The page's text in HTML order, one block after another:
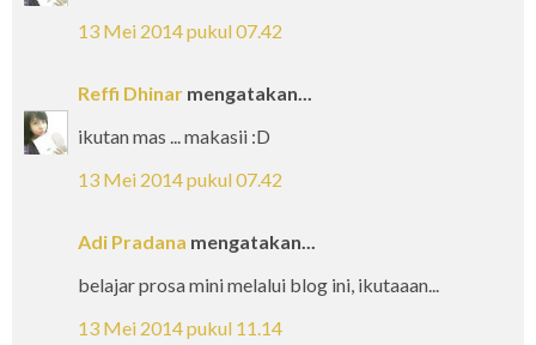
13 Mei 2014 pukul 07.42
Reffi Dhinar mengatakan...
ikutan mas ... makasii :D
13 Mei 2014 pukul 07.42
Adi Pradana mengatakan...
belajar prosa mini melalui blog ini, ikutaaan...
13 Mei 2014 pukul 11.14